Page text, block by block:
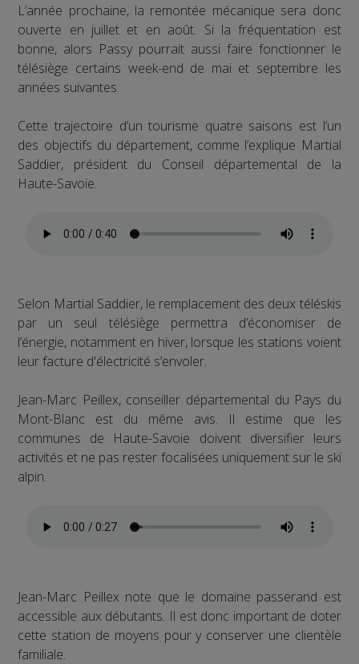
L’année prochaine, la remontée mécanique sera donc
ouverte en juillet et en août. Si la fréquentation est
bonne, alors Passy pourrait aussi faire fonctionner le
télésiège certains week-end de mai et septembre les
années suivantes.
Cette trajectoire d’un tourisme quatre saisons est l’un
des objectifs du département, comme l’explique Martial
Saddier, président du Conseil départemental de la
Haute-Savoie.
Selon Martial Saddier, le remplacement des deux téléskis
par un seul télésiège permettra d’économiser de
l’énergie, notamment en hiver, lorsque les stations voient
leur facture d'électricité s’envoler.
Jean-Marc Peillex, conseiller départemental du Pays du
Mont-Blanc est du même avis. Il estime que les
communes de Haute-Savoie doivent diversifier leurs
activités et ne pas rester focalisées uniquement sur le ski
alpin.
Jean-Marc Peillex note que le domaine passerand est
accessible aux débutants. Il est donc important de doter
cette station de moyens pour y conserver une clientèle
familiale.